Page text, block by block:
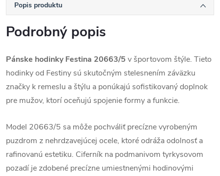
Popis produktu
Podrobný popis
Pánske hodinky Festina 20663/5 v športovom štýle. Tieto
hodinky od Festiny sú skutočným stelesnením záväzku
značky k remeslu a štýlu a ponúkajú sofistikovaný doplnok
pre mužov, ktorí oceňujú spojenie formy a funkcie.
Model 20663/5 sa môže pochváliť precízne vyrobeným
puzdrom z nehrdzavejúcej ocele, ktoré odráža odolnosť a
rafinovanú estetiku. Ciferník na podmanivom tyrkysovom
pozadí je zdobené precízne umiestnenými hodinovými